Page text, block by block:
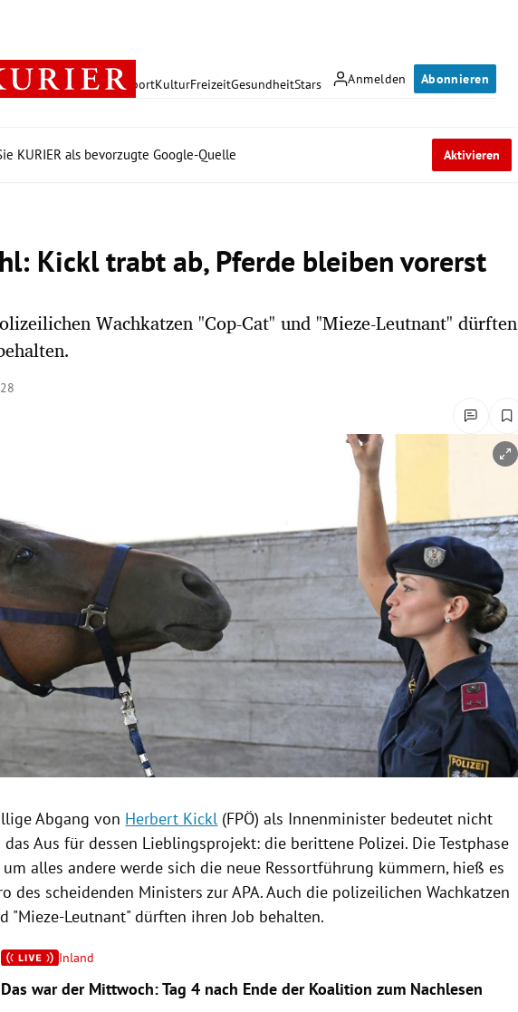
Anmelden Abonnieren
PolitikWirtschaft SportKulturFreizeitGesundheitStars
KURIER als bevorzugte Google-Quelle Aktivieren
Kickl trabt ab, Pferde bleiben vorerst
Wachkatzen "Cop-Cat" und "Mieze-Leutnant" dürften
Abgang von Herbert Kickl (FPÖ) als Innenminister bedeutet nicht
Aus für dessen Lieblingsprojekt: die berittene Polizei. Die Testphase
alles andere werde sich die neue Ressortführung kümmern, hieß es
des scheidenden Ministers zurAPA. Auch die polizeilichenWachkatzen
"Mieze-Leutnant" dürften ihren Job behalten.
Inland
Das war der Mittwoch: Tag 4 nach Ende der Koalition zum Nachlesen